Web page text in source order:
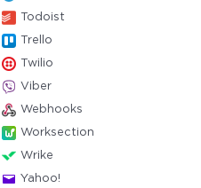
Todoist
Trello
Twilio
Viber
Webhooks
Worksection
Wrike
Yahoo!